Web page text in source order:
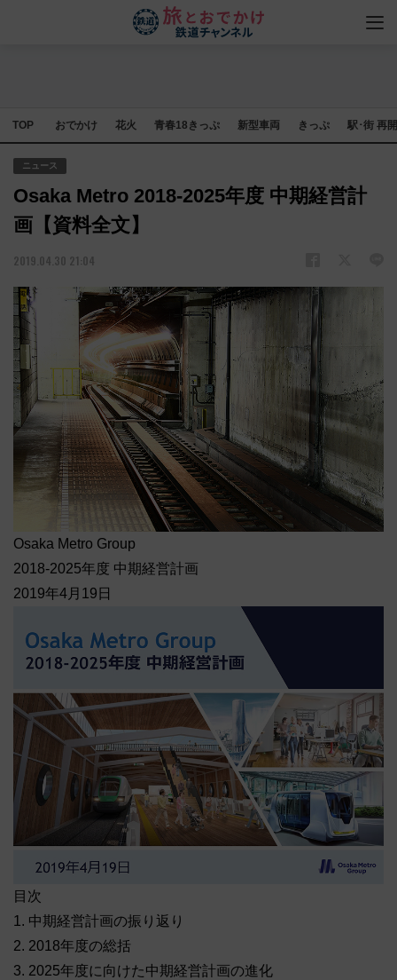
TOP おでかけ 花火 青春18きっぷ 新型車両 きっぷ 駅･街 再
ニュース
Osaka Metro 2018-2025年度 中期経営計
画【資料全文】
2019.04.30 21:04
Osaka Metro Group
2018-2025年度 中期経営計画
2019年4月19日
目次
1. 中期経営計画の振り返り
2. 2018年度の総括
3. 2025年度に向けた中期経営計画の進化